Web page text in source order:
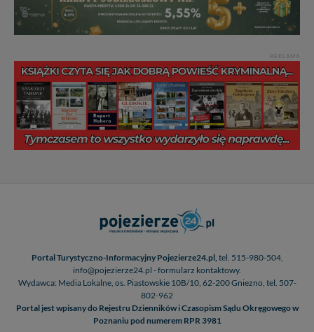
REKLAMA
Portal Turystyczno-Informacyjny Pojezierze24.pl, tel. 515-980-504,
info@pojezierze24.pl - formularz kontaktowy.
Wydawca: Media Lokalne, os. Piastowskie 10B/10, 62-200 Gniezno, tel. 507-
802-962
Portal jest wpisany do Rejestru Dzienników i Czasopism Sądu Okręgowego w
Poznaniu pod numerem RPR 3981